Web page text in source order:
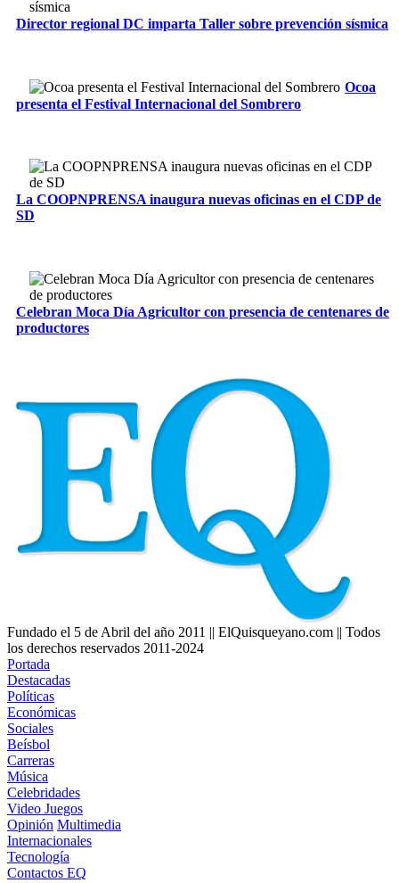
Director regional DC imparta Taller sobre prevención sísmica
Ocoa
presenta el Festival Internacional del Sombrero
La COOPNPRENSA inaugura nuevas oficinas en el CDP de
SD
Celebran Moca Día Agricultor con presencia de centenares de
productores
Fundado el 5 de Abril del año 2011 || ElQuisqueyano.com || Todos
los derechos reservados 2011-2024
Portada
Destacadas
Políticas
Económicas
Sociales
Beísbol
Carreras
Música
Celebridades
Video Juegos
Opinión Multimedia
Internacionales
Tecnología
Contactos EQ